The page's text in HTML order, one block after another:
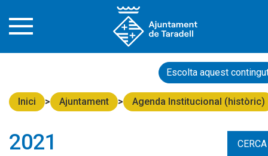
Escolta aquest
Inici Ajuntament Agenda Institucional (històric)
CERCA
2021